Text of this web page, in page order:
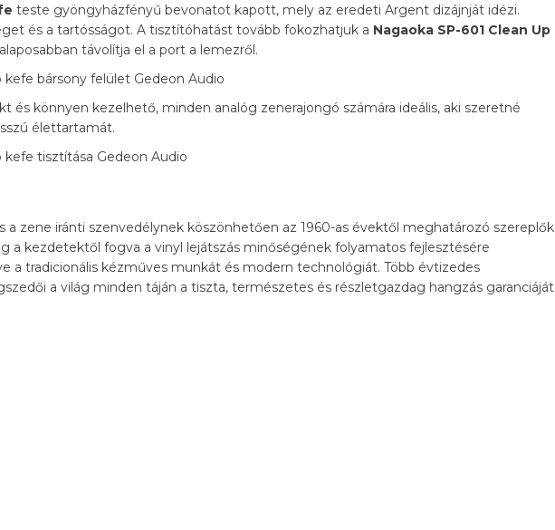
teste gyöngyházfényű bevonatot kapott, mely az eredeti Argent dizájnját idézi.
és a tartósságot. A tisztítóhatást tovább fokozhatjuk a Nagaoka SP-601 Clean Up
távolítja el a port a lemezről.
és könnyen kezelhető, minden analóg zenerajongó számára ideális, aki szeretné
élettartamát.
a zene iránti szenvedélynek köszönhetően az 1960-as évektől meghatározó szereplők
a kezdetektől fogva a vinyl lejátszás minőségének folyamatos fejlesztésére
a tradicionális kézműves munkát és modern technológiát. Több évtizedes
a világ minden táján a tiszta, természetes és részletgazdag hangzás garanciáját